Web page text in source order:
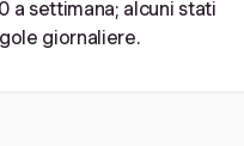
a settimana; alcuni stati
giornaliere.